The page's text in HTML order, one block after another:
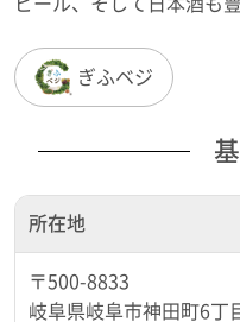
ぎふベジ
所在地
〒500-8833
岐阜県岐阜市神田町6丁